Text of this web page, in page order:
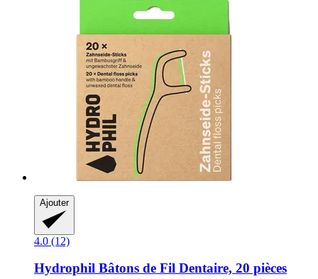
Ajouter
4.0 (12)
Hydrophil Bâtons de Fil Dentaire, 20 pièces